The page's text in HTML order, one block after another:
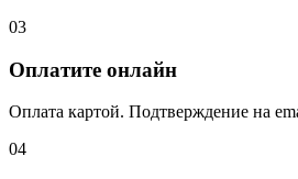
03
Оплатите онлайн
Оплата картой. Подтверждение на
04